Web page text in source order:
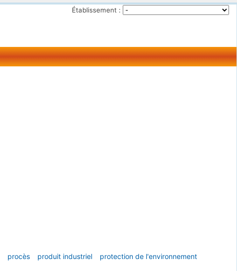
Établissement :
procès produit industriel
protection de l'environnement